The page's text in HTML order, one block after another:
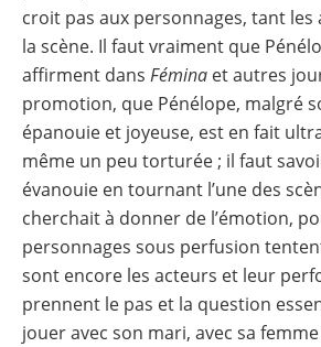
croit pas aux personnages, tant
la scène. Il faut vraiment que
affirment dans Fémina et autres
promotion, que Pénélope, malgré
épanouie et joyeuse, est en fait
même un peu torturée ; il faut
évanouie en tournant l’une des
cherchait à donner de l’émotion,
personnages sous perfusion
sont encore les acteurs et leur
prennent le pas et la question
jouer avec son mari, avec sa